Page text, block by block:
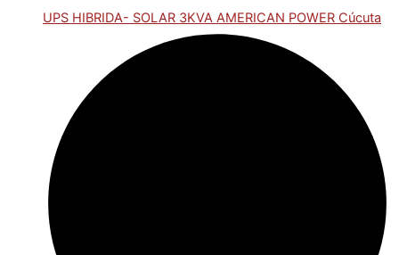
UPS HIBRIDA- SOLAR 3KVA AMERICAN POWER Cúcuta